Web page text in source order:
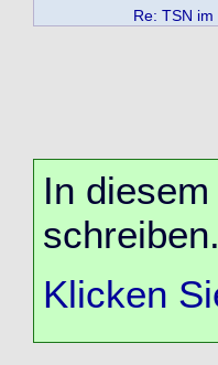
Re: TSN
In
schreiben.
Klicken